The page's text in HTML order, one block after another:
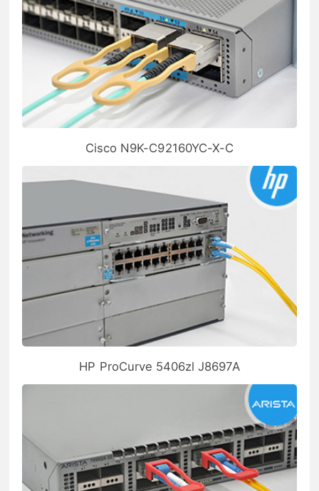
Cisco N9K-C92160YC-X-C
HP ProCurve 5406zl J8697A